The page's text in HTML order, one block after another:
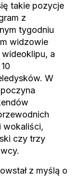
takie pozycje
z
tygodniu
widzowie
a
W
wokaliści,
czy trzy
z myślą o